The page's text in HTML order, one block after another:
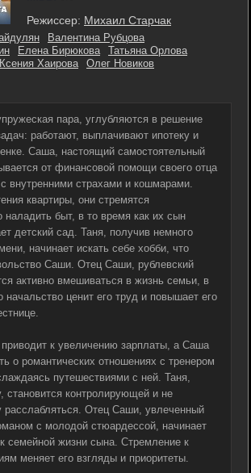
Режиссер: Михаил Старчак
Валентина Рубцова
Елена Бирюкова
Татьяна Орлова
Ксения Хаирова
Олег Новиков
пара, углубляются в решение
работают, выплачивают ипотеку и
Саша, настоящий самостоятельный
от финансовой помощи своего отца
внутренними страхами и кошмарами.
квартиры, они стремятся
наладить быт, в то время как их сын
детский сад. Таня, получив немного
начинает искать себе хобби, что
Саши. Отец Саши, рублевский
активно вмешиваться в жизнь семьи, в
начальство ценит его труд и повышает его
к увеличению зарплаты, а Саша
о романтических отношениях с тренером
путешествиями с ней. Таня,
становится контролирующей и не
расслабляться. Отец Саши, увлеченный
с молодой стюардессой, начинает
семейной жизни сына. Стремление к
меняет его взгляды и приоритеты.